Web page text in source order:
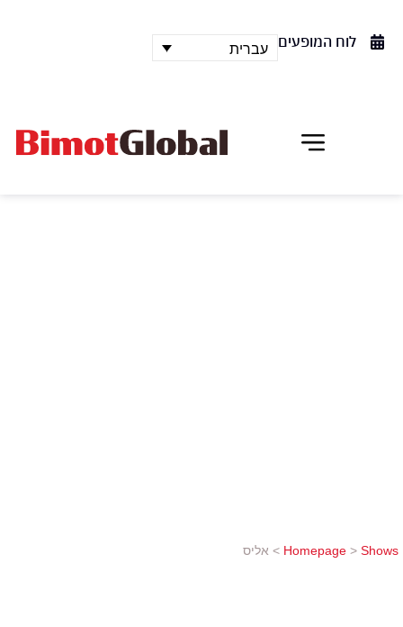
לוח המופעים עברית
Homepage > Shows
> אליס